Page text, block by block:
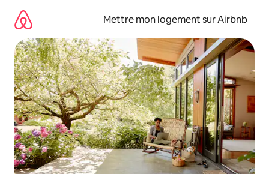
directement
contenu
Mettre mon logement sur Airbnb